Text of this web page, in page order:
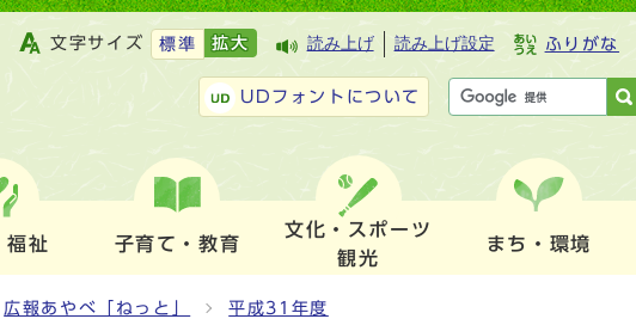
文字サイズ 標準 拡大 読み上げ 読み上げ設定 ふりがな
UDフォントについて
福祉 子育て・教育
文化・スポーツ
観光
まち・環境
広報あやべ「ねっと」 平成31年度